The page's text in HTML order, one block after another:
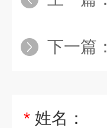
下一篇：
* 姓名：